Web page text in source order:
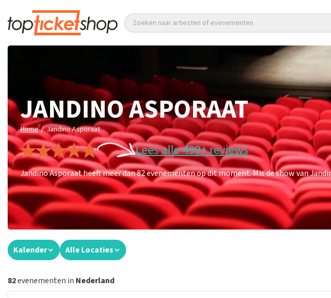
Zoeken naar artiesten of evenementen
JANDINO ASPORAAT
Home / Jandino Asporaat
Lees alle 499+ reviews
Jandino Asporaat heeft meer dan 82 evenementen op dit moment. Mis de show van
Kalender Alle Locaties
82evenementen in Nederland